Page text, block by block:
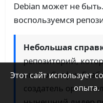
Debian может не
воспользуемся
Небольшая
репозиторий,
лично Стефан
создатель
Этот сайт использует
опыта.